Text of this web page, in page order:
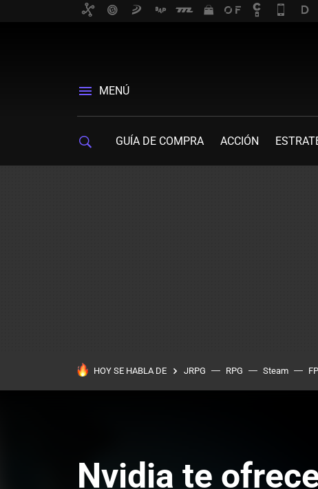
MENÚ
GUÍA DE COMPRA ACCIÓN
HOY SE HABLA DE JRPG RPG Steam
Nvidia te